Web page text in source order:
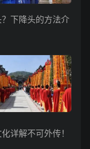
下降头的方法介
详解不可外传！